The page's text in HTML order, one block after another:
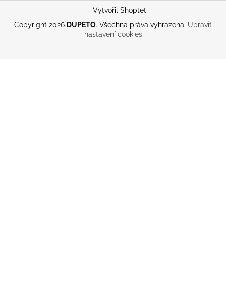
Vytvořil Shoptet
Copyright 2026 DUPETO. Všechna práva vyhrazena. Upravit
nastavení cookies